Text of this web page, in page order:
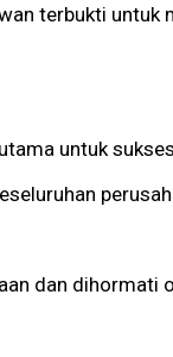
terbukti untuk
untuk
dan dihormati